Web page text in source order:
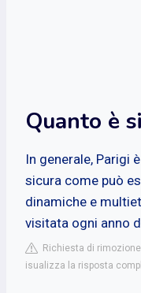
Quanto è
In generale, Parigi
sicura come può
dinamiche e
visitata ogni anno
Richiesta di
isualizza la risposta